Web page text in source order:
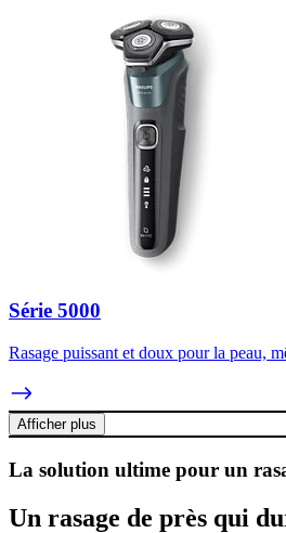
Série 5000
Rasage puissant et doux pour la peau,
Afficher plus
La solution ultime pour un
Un rasage de près qui